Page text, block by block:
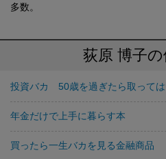
多数。
荻原 博子
投資バカ 50歳を過ぎたら取っては
年金だけで上手に暮らす本
買ったら一生バカを見る金融商品